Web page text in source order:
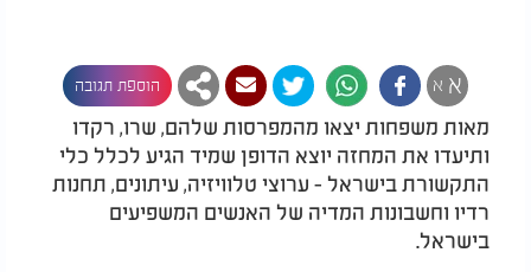
א א הוספת תגובה
מאות משפחות יצאו מהמפרסות שלהם, שרו, רקדו
ותיעדו את המחזה יוצא הדופן שמיד הגיע לכלל כלי
התקשורת בישראל - ערוצי טלוויזיה, עיתונים, תחנות
רדיו וחשבונות המדיה של האנשים המשפיעים
בישראל.